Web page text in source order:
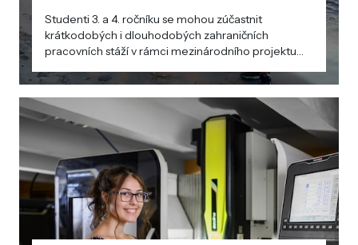
Studenti 3. a 4. ročníku se mohou zúčastnit
krátkodobých i dlouhodobých zahraničních
pracovních stáží v rámci mezinárodního projektu
školního roku 2018/2019.